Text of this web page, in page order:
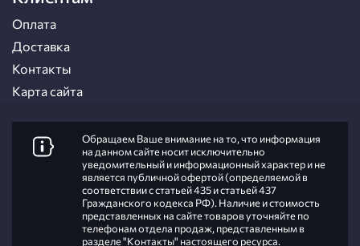
Оплата
Доставка
Контакты
Карта сайта
Обращаем Ваше внимание на то, что информация
на данном сайте носит исключительно
уведомительный и информационный характер и не
является публичной офертой (определяемой в
соответствии с статьей 435 и статьей 437
Гражданского кодекса РФ). Наличие и стоимость
представленных на сайте товаров уточняйте по
телефонам отдела продаж, представленным в
разделе "Контакты" настоящего ресурса.